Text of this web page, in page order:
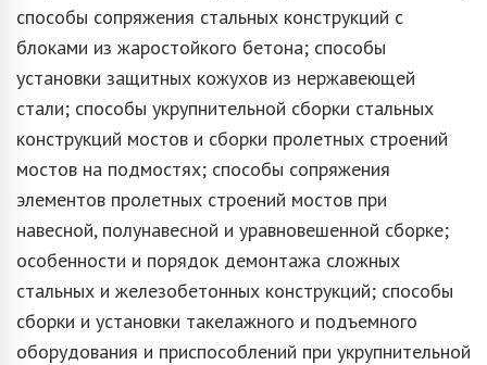
способы сопряжения стальных конструкций с
блоками из жаростойкого бетона; способы
установки защитных кожухов из нержавеющей
стали; способы укрупнительной сборки стальных
конструкций мостов и сборки пролетных строений
мостов на подмостях; способы сопряжения
элементов пролетных строений мостов при
навесной, полунавесной и уравновешенной сборке;
особенности и порядок демонтажа сложных
стальных и железобетонных конструкций; способы
сборки и установки такелажного и подъемного
оборудования и приспособлений при укрупнительной